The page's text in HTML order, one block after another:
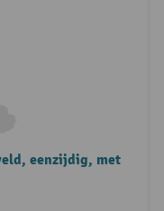
eenzijdig, met